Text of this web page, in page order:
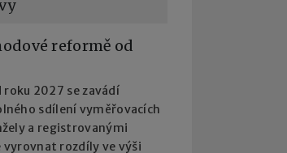
reformě od
roku 2027 se zavádí
sdílení vyměřovacích
a registrovanými
vyrovnat rozdíly ve výši